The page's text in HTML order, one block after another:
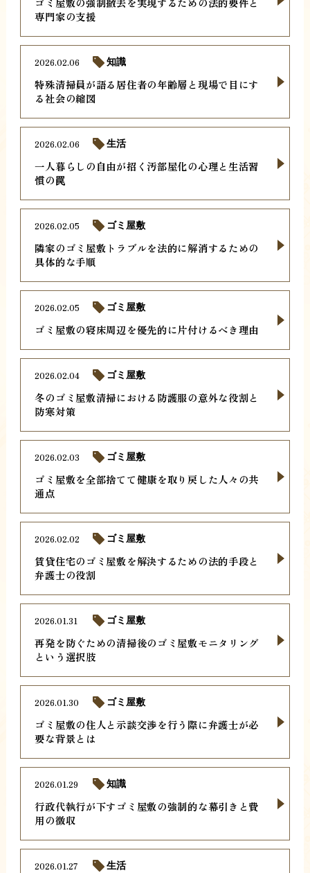
専門家の支援
特殊清掃員が語る居住者の年齢層と現場で目にす
る社会の縮図
2026.02.06 知識
一人暮らしの自由が招く汚部屋化の心理と生活習
慣の罠
2026.02.06 生活
隣家のゴミ屋敷トラブルを法的に解消するための
具体的な手順
2026.02.05 ゴミ屋敷
ゴミ屋敷の寝床周辺を優先的に片付けるべき理由
2026.02.05 ゴミ屋敷
冬のゴミ屋敷清掃における防護服の意外な役割と
防寒対策
2026.02.04 ゴミ屋敷
ゴミ屋敷を全部捨てて健康を取り戻した人々の共
通点
2026.02.03 ゴミ屋敷
賃貸住宅のゴミ屋敷を解決するための法的手段と
弁護士の役割
2026.02.02 ゴミ屋敷
再発を防ぐための清掃後のゴミ屋敷モニタリング
という選択肢
2026.01.31 ゴミ屋敷
ゴミ屋敷の住人と示談交渉を行う際に弁護士が必
要な背景とは
2026.01.30 ゴミ屋敷
行政代執行が下すゴミ屋敷の強制的な幕引きと費
用の徴収
2026.01.29 知識
2026.01.27 生活